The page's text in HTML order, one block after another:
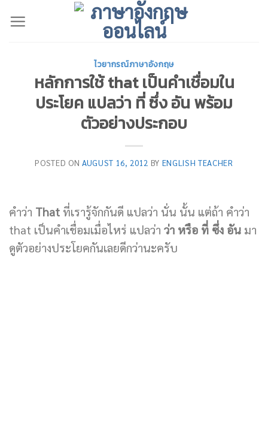
ไวยากรณ์ภาษาอังกฤษ
หลักการใช้ that เป็นคำเชื่อมใน
ประโยค แปลว่า ที่ ซึ่ง อัน พร้อม
ตัวอย่างประกอบ
POSTED ON AUGUST 16, 2012 BY ENGLISH TEACHER
คำว่า That ที่เรารู้จักกันดี แปลว่า นั่น นั้น แต่ถ้า คำว่า
that เป็นคำเชื่อมเมื่อไหร่ แปลว่า ว่า หรือ ที่ ซึ่ง อัน มา
ดูตัวอย่างประโยคกันเลยดีกว่านะครับ